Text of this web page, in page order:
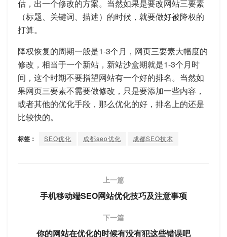
估，出一个修改的方案。当然如果是要改网站三要素
（标题、关键词、描述）的时候，就要做好被降权的
打算。
降权恢复的周期一般是1-3个月，网页三要素大幅度的
修改，相当于一个新站，新站沙盒期就是1-3个月时
间，这个时期不要指望网站有一个好的排名。当然如
果网页三要素不需要做修改，只是要添加一些内容，
或者其他的优化手段，那么优化的好，排名上的还是
比较快的。
标签： SEO优化 成都seo优化 成都SEO技术
上一篇
手机移动端SEO网站优化技巧及注意事项
下一篇
你的网站在优化的时候有没有犯这些错误吧